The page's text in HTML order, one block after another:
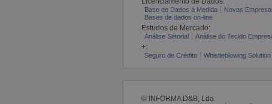
Base de Dados à Medida Novas
Bases de dados on-line
Estudos de Mercado:
Análise Setorial Análise do Tecido
+:
Seguro de Crédito Whistleblowing
© INFORMA D&B, Lda